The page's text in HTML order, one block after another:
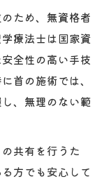
ため、無資格者
療法士は国家資
全性の高い手技
首の施術では、
、無理のない範
共有を行うた
方でも安心して